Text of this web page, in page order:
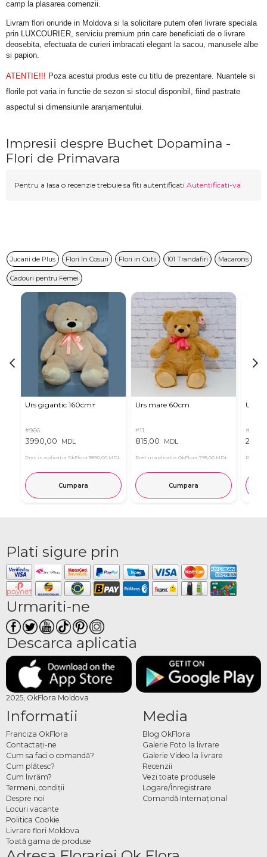
camp la plasarea comenzii.
Livram flori oriunde in Moldova si la solicitare putem oferi livrare speciala
prin LUXCOURIER, serviciu premium prin care beneficiati de o livrare
deosebita, efectuata de curieri imbracati elegant la sacou, manusele albe
si papion.
ATENTIE!!! Poza acestui produs este cu titlu de prezentare. Nuantele si
florile pot varia in functie de sezon si stocul disponibil, fiind pastrate
aspectul si dimensiunile aranjamentului.
Impresii despre Buchet Dopamina -
Flori de Primavara
Pentru a lasa o recenzie trebuie sa fiti autentificati Autentificati-va
Jucarii de Plus Flori în Cosuri Flori in Cutii 101 Trandafiri Macarons
Cadouri pentru Femei
Urs gigantic 160cm↑
#966
3990,00 MDL
Pret in aplicatia OkFlora 3890,00 MDL
Cumpara
Urs mare 60cm
#11
815,00 MDL
Pret in aplicatia OkFlora 795,00 MDL
Cumpara
Urs
#4939
Pret in
Plati sigure prin
Urmariti-ne
Descarca aplicatia
2025, OkFlora Moldova
Informatii
Franciza OkFlora
Contactaţi-ne
Cum sa faci o comandă?
Cum plătesc?
Cum livrăm?
Termeni, condiţii
Despre noi
Locuri vacante
Politica Cookie
Livrare flori Moldova
Toată gama de produse
Media
Blog OkFlora
Galerie Foto la livrare
Galerie Video la livrare
Recenzii
Vezi toate produsele
Logare/Înregistrare
Comandă Internațional